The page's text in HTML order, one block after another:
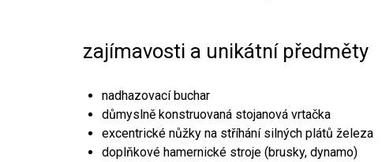
zajímavosti a unikátní předměty
nadhazovací buchar
důmyslně konstruovaná stojanová vrtačka
excentrické nůžky na stříhání silných plátů železa
doplňkové hamernické stroje (brusky, dynamo)